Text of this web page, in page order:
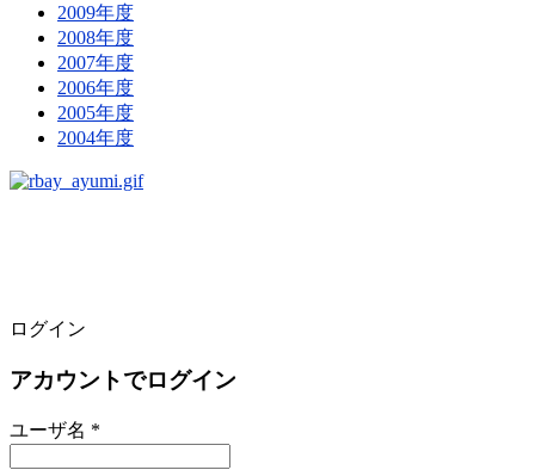
2009年度
2008年度
2007年度
2006年度
2005年度
2004年度
ログイン
アカウントでログイン
ユーザ名 *